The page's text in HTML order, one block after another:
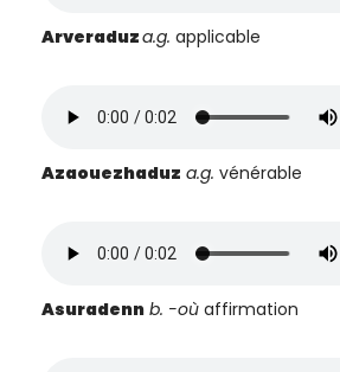
Arveraduza.g. applicable
Azaouezhaduz a.g. vénérable
Asuradenn b. -où affirmation